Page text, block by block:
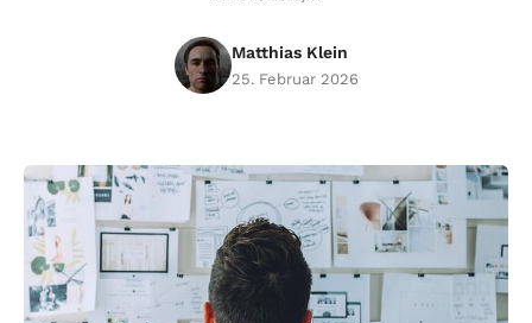
Matthias Klein
25. Februar 2026